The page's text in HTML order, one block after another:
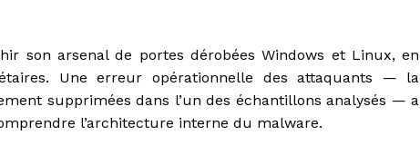
son arsenal de portes dérobées Windows et Linux, en
Une erreur opérationnelle des attaquants — la
supprimées dans l’un des échantillons analysés — a
l’architecture interne du malware.